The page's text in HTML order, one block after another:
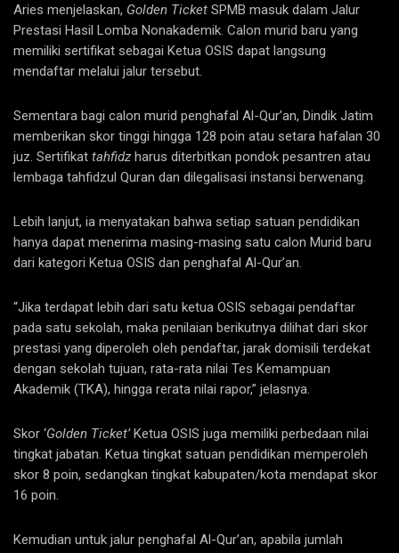
Aries menjelaskan, Golden Ticket SPMB masuk dalam Jalur
Prestasi Hasil Lomba Nonakademik. Calon murid baru yang
memiliki sertifikat sebagai Ketua OSIS dapat langsung
mendaftar melalui jalur tersebut.
Sementara bagi calon murid penghafal Al-Qur’an, Dindik Jatim
memberikan skor tinggi hingga 128 poin atau setara hafalan 30
juz. Sertifikat tahfidz harus diterbitkan pondok pesantren atau
lembaga tahfidzul Quran dan dilegalisasi instansi berwenang.
Lebih lanjut, ia menyatakan bahwa setiap satuan pendidikan
hanya dapat menerima masing-masing satu calon Murid baru
dari kategori Ketua OSIS dan penghafal Al-Qur’an.
“Jika terdapat lebih dari satu ketua OSIS sebagai pendaftar
pada satu sekolah, maka penilaian berikutnya dilihat dari skor
prestasi yang diperoleh oleh pendaftar, jarak domisili terdekat
dengan sekolah tujuan, rata-rata nilai Tes Kemampuan
Akademik (TKA), hingga rerata nilai rapor,” jelasnya.
Skor ‘Golden Ticket’Ketua OSIS juga memiliki perbedaan nilai
tingkat jabatan. Ketua tingkat satuan pendidikan memperoleh
skor 8 poin, sedangkan tingkat kabupaten/kota mendapat skor
16 poin.
Kemudian untuk jalur penghafal Al-Qur’an, apabila jumlah